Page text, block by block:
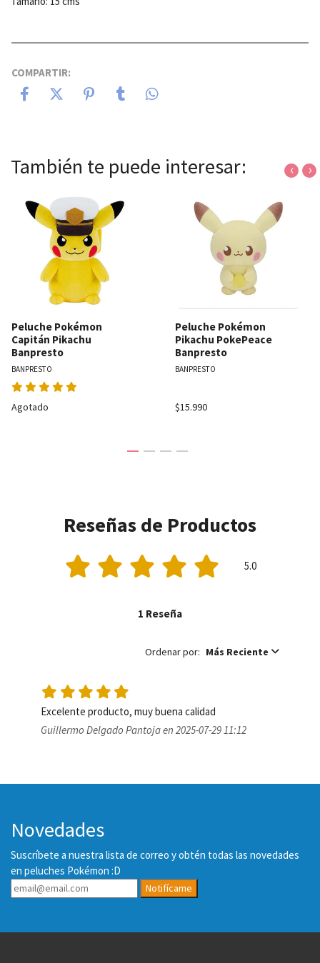
COMPARTIR:
También te puede interesar:
Peluche Pokémon
Capitán Pikachu
Banpresto
BANPRESTO
Agotado
Peluche Pokémon
Pikachu PokePeace
Banpresto
BANPRESTO
$15.990
‹ ›
Reseñas de Productos
5.0
1 Reseña
Ordenar por: Más Reciente
Excelente producto, muy buena calidad
Guillermo Delgado Pantoja en 2025-07-29 11:12
Novedades
Suscríbete a nuestra lista de correo y obtén todas las novedades
en peluches Pokémon :D
Notifícame